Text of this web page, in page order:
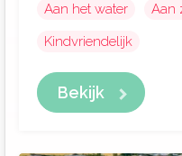
Aan het water Aan
Kindvriendelijk
Bekijk